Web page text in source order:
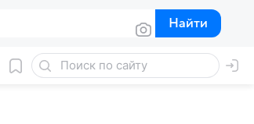
Найти
Найти